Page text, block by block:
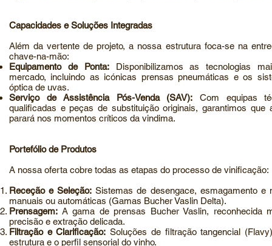
Capacidades e Soluções Integradas
Além da vertente de projeto, a nossa estrutura foca-se na
chave-na-mão:
Equipamento de Ponta:Disponibilizamos as tecnologias
mercado, incluindo as icónicas prensas pneumáticas e os
óptica de uvas.
Serviço de Assistência Pós-Venda (SAV): Com equipas
qualificadas e peças de substituição originais, garantimos que
parará nos momentos críticos da vindima.
Portefólio de Produtos
A nossa oferta cobre todas as etapas do processo de vinificação:
Receção e Seleção: Sistemas de desengace, esmagamento e
manuais ou automáticas (Gamas Bucher Vaslin Delta).
Prensagem: A gama de prensas Bucher Vaslin, reconhecida
precisão e extração delicada.
Filtração e Clarificação: Soluções de filtração tangencial
estrutura e o perfil sensorial do vinho.